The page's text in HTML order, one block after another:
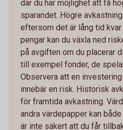
där du har möjlighet att få
sparandet. Högre
eftersom det är lång tid
pengar kan du växla ned
på avgiften om du placerar
till exempel fonder, de
Observera att en
innebär en risk. Historisk
för framtida avkastning.
andra värdepapper kan
är inte säkert att du får